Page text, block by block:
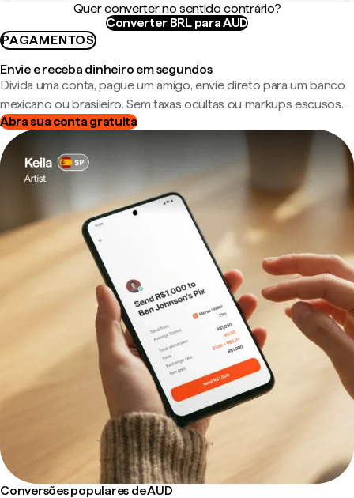
Quer converter no sentido contrário?
Converter BRL para AUD
PAGAMENTOS
Envie e receba dinheiro em segundos
Divida uma conta, pague um amigo, envie direto para um banco
mexicano ou brasileiro. Sem taxas ocultas ou markups escusos.
Abra sua conta gratuita
Conversões populares de AUD